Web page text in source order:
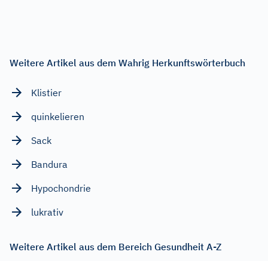
Weitere Artikel aus dem Wahrig Herkunftswörterbuch
Klistier
quinkelieren
Sack
Bandura
Hypochondrie
lukrativ
Weitere Artikel aus dem Bereich Gesundheit A-Z